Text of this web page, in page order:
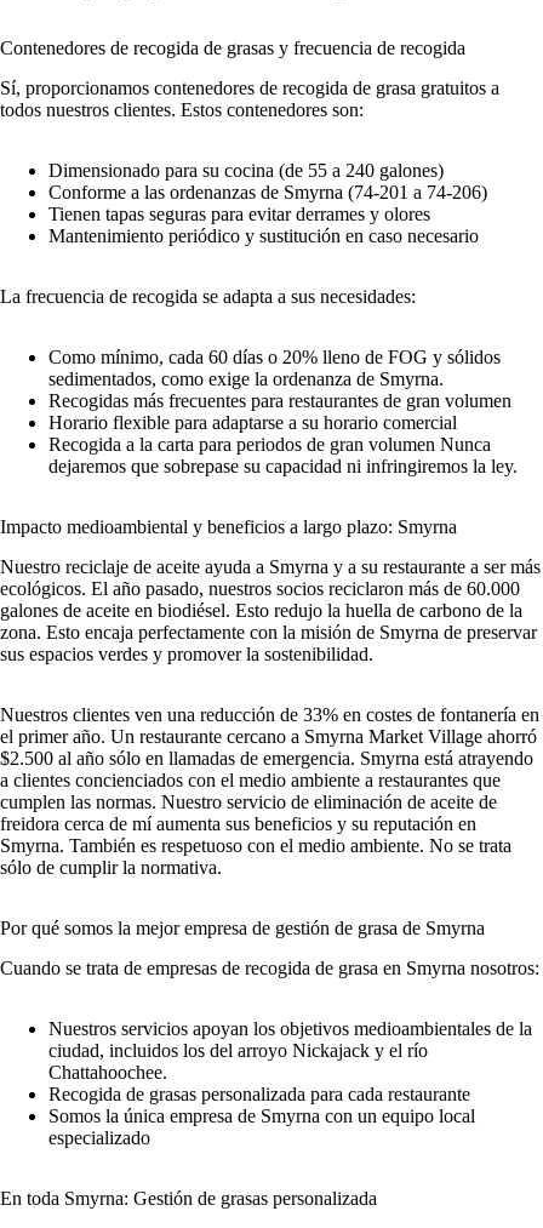
Contenedores de recogida de grasas y frecuencia de recogida
Sí, proporcionamos contenedores de recogida de grasa gratuitos a
todos nuestros clientes. Estos contenedores son:
Dimensionado para su cocina (de 55 a 240 galones)
Conforme a las ordenanzas de Smyrna (74-201 a 74-206)
Tienen tapas seguras para evitar derrames y olores
Mantenimiento periódico y sustitución en caso necesario
La frecuencia de recogida se adapta a sus necesidades:
Como mínimo, cada 60 días o 20% lleno de FOG y sólidos
sedimentados, como exige la ordenanza de Smyrna.
Recogidas más frecuentes para restaurantes de gran volumen
Horario flexible para adaptarse a su horario comercial
Recogida a la carta para periodos de gran volumen Nunca
dejaremos que sobrepase su capacidad ni infringiremos la ley.
Impacto medioambiental y beneficios a largo plazo: Smyrna
Nuestro reciclaje de aceite ayuda a Smyrna y a su restaurante a ser más
ecológicos. El año pasado, nuestros socios reciclaron más de 60.000
galones de aceite en biodiésel. Esto redujo la huella de carbono de la
zona. Esto encaja perfectamente con la misión de Smyrna de preservar
sus espacios verdes y promover la sostenibilidad.
Nuestros clientes ven una reducción de 33% en costes de fontanería en
el primer año. Un restaurante cercano a Smyrna Market Village ahorró
$2.500 al año sólo en llamadas de emergencia. Smyrna está atrayendo
a clientes concienciados con el medio ambiente a restaurantes que
cumplen las normas. Nuestro servicio de eliminación de aceite de
freidora cerca de mí aumenta sus beneficios y su reputación en
Smyrna. También es respetuoso con el medio ambiente. No se trata
sólo de cumplir la normativa.
Por qué somos la mejor empresa de gestión de grasa de Smyrna
Cuando se trata de empresas de recogida de grasa en Smyrna nosotros:
Nuestros servicios apoyan los objetivos medioambientales de la
ciudad, incluidos los del arroyo Nickajack y el río
Chattahoochee.
Recogida de grasas personalizada para cada restaurante
Somos la única empresa de Smyrna con un equipo local
especializado
En toda Smyrna: Gestión de grasas personalizada